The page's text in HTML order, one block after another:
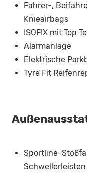
Fahrer-,
Knieairbags
ISOFIX mit Top
Alarmanlage
Elektrische
Tyre Fit
Sportline-
Schwellerleisten